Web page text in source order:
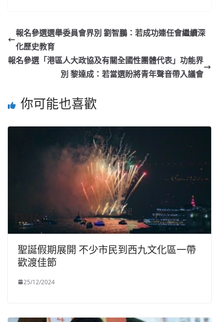
報名參選選舉委員會界別 劉智鵬：若成功連任會繼續深
化歷史教育
報名參選「港區人大政協及有關全國性團體代表」功能界
別 黎達成：若當選盼將青年聲音帶入議會
你可能也喜歡
聖誕假期展開 不少市民到西九文化區一帶
歡渡佳節
25/12/2024